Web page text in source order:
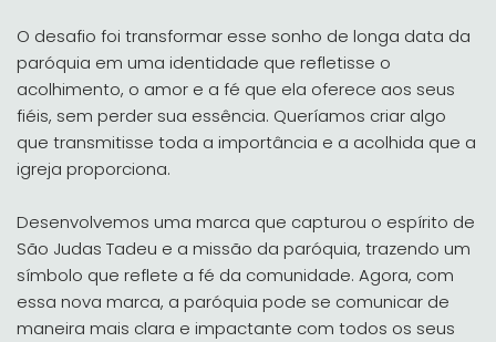
O desafio foi transformar esse sonho de longa data da
paróquia em uma identidade que refletisse o
acolhimento, o amor e a fé que ela oferece aos seus
fiéis, sem perder sua essência. Queríamos criar algo
que transmitisse toda a importância e a acolhida que a
igreja proporciona.
Desenvolvemos uma marca que capturou o espírito de
São Judas Tadeu e a missão da paróquia, trazendo um
símbolo que reflete a fé da comunidade. Agora, com
essa nova marca, a paróquia pode se comunicar de
maneira mais clara e impactante com todos os seus